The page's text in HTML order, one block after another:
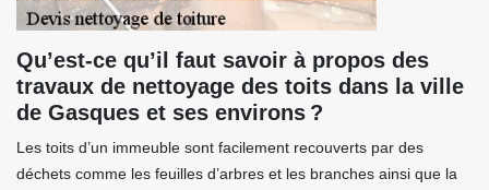
Qu’est-ce qu’il faut savoir à propos des
travaux de nettoyage des toits dans la ville
de Gasques et ses environs ?
Les toits d’un immeuble sont facilement recouverts par des
déchets comme les feuilles d’arbres et les branches ainsi que la